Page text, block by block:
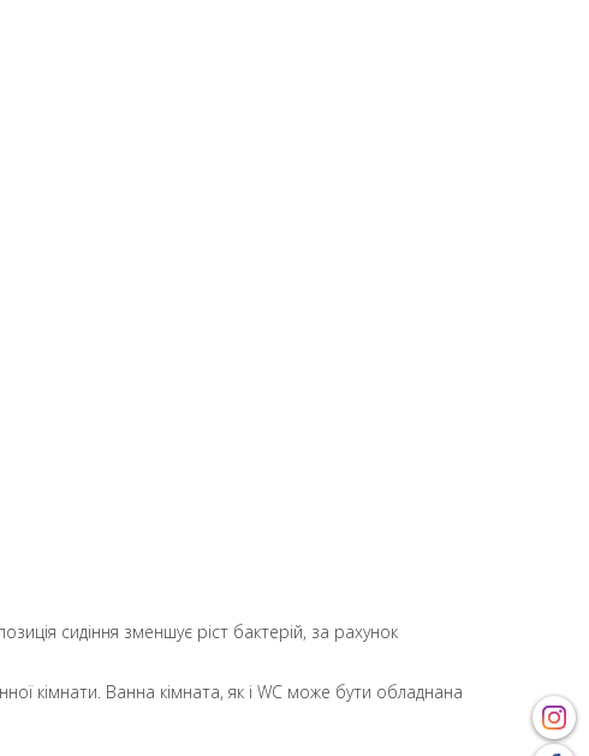
сидіння зменшує ріст бактерій, за рахунок
кімнати. Ванна кімната, як і WC може бути обладнана